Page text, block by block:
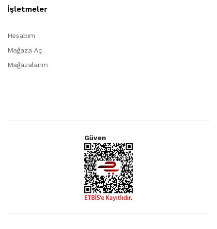
İşletmeler
Hesabım
Mağaza Aç
Mağazalarım
Güven